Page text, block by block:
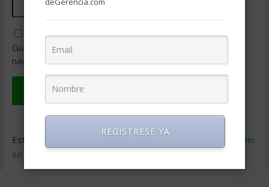
Guarda mi nombre, correo electrónico y web en este
navegador para la próxima vez que comente.
Este sitio usa Akismet para reducir el spam.
Aprende cómo
se procesan los datos de tus comentarios
REGISTRESE YA